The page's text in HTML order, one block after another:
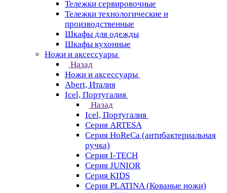
Тележки сервировочные
Тележки технологические и
производственные
Шкафы для одежды
Шкафы кухонные
Ножи и аксессуары
Назад
Ножи и аксессуары
Abert, Италия
Icel, Португалия
Назад
Icel, Португалия
Серия ARTESA
Серия HoReCa (антибактериальная
ручка)
Серия I-TECH
Серия JUNIOR
Серия KIDS
Серия PLATINA (Кованые ножи)